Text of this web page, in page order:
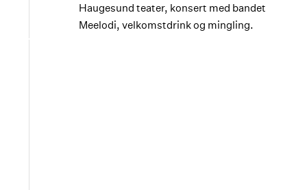
Haugesund teater, konsert med bandet
Meelodi, velkomstdrink og mingling.